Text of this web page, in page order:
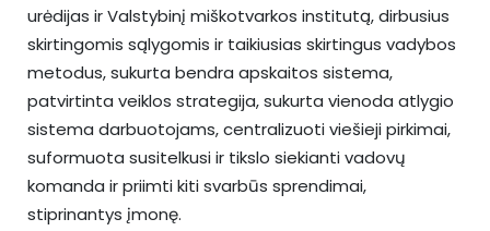
urėdijas ir Valstybinį miškotvarkos institutą, dirbusius
skirtingomis sąlygomis ir taikiusias skirtingus vadybos
metodus, sukurta bendra apskaitos sistema,
patvirtinta veiklos strategija, sukurta vienoda atlygio
sistema darbuotojams, centralizuoti viešieji pirkimai,
suformuota susitelkusi ir tikslo siekianti vadovų
komanda ir priimti kiti svarbūs sprendimai,
stiprinantys įmonę.